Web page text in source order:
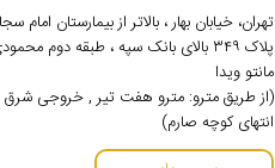
تهران، خیابان بهار ، بالاتر از بیمارستان امام
پلاک ۳۴۹ بالای بانک سپه ، طبقه دوم
مانتو ویدا
(از طریق مترو: مترو هفت تیر , خروجی
انتهای کوچه صارم)